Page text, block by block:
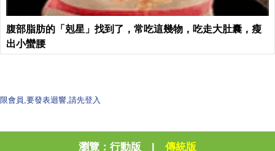
腹部脂肪的「剋星」找到了，常吃這幾物，吃走大肚囊，瘦
出小蠻腰
限會員,要發表迴響,請先登入
瀏覽： 行動版 | 傳統版